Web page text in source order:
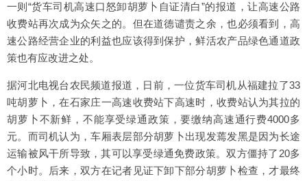
一则“货车司机高速口怒卸胡萝卜自证清白”的报道，让高速公路
收费站再次成为众矢之的。但在道德谴责之余，也必须看到，高
速公路经营企业的利益也应该得到保护，鲜活农产品绿色通道政
策也有应改进之处。
据河北电视台农民频道报道，日前，一位货车司机从福建拉了33
吨胡萝卜，在石家庄一高速收费站下高速时，收费站认为其拉的
胡萝卜不新鲜，不能享受绿通政策，要缴纳高速通行费4000多
元。而司机认为，车厢表层部分胡萝卜出现发蔫发黑是因为长途
运输被风干所导致，其可以享受绿通免费政策。双方僵持了20多
个小时。后来，双方在记者见证下卸下部分胡萝卜检查，才最终